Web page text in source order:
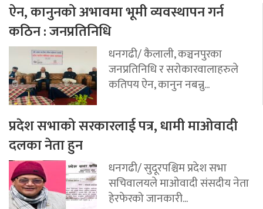
ऐन, कानुनको अभावमा भूमी व्यवस्थापन गर्न
कठिन : जनप्रतिनिधि
धनगढी/ कैलाली, कञ्चनपुरका
जनप्रतिनिधि र सरोकारवालाहरुले
कतिपय ऐन, कानुन नबन्नु...
प्रदेश सभाको सरकारलाई पत्र, धामी माओवादी
दलका नेता हुन
धनगढी/ सुदूरपश्चिम प्रदेश सभा
सचिवालयले माओवादी संसदीय नेता
हेरफेरको जानकारी...